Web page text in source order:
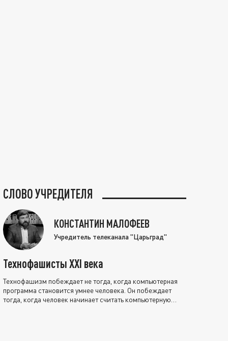
СЛОВО УЧРЕДИТЕЛЯ
КОНСТАНТИН МАЛОФЕЕВ
Учредитель телеканала "Царьград"
Технофашисты XXI века
Технофашизм побеждает не тогда, когда компьютерная
программа становится умнее человека. Он побеждает
тогда, когда человек начинает считать компьютерную